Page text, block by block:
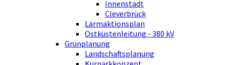
Innenstadt
Cleverbrück
Lärmaktionsplan
Ostküstenleitung - 380 kV
Grünplanung
Landschaftsplanung